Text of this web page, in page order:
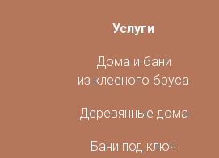
Услуги
Дома и бани
из клееного бруса
Деревянные дома
Бани под ключ